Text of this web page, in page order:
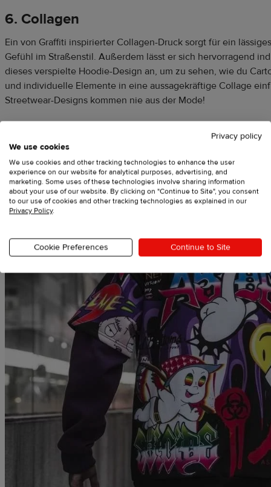
6. Collagen
Ein von Graffiti inspirierter Collagen-Druck sorgt für ein
Gefühl im Straßenstil. Außerdem lässt er sich hervorragend
dieses verspielte Hoodie-Design an, um zu sehen, wie du
und individuelle Elemente in eine aussagekräftige Collage
Streetwear-Designs kommen nie aus der Mode!
Privacy policy
We use cookies
We use cookies and other tracking technologies to enhance the user
experience on our website for analytical purposes, advertising, and
marketing. Some uses of these technologies involve sharing information
about your use of our website. By clicking on "Continue to Site", you consent
to our use of cookies and other tracking technologies as explained in our
Privacy Policy.
Cookie Preferences Continue to Site